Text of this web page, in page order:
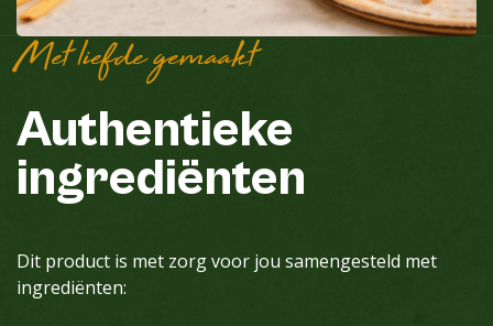
Met liefde gemaakt
Authentieke
ingrediënten
Dit product is met zorg voor jou samengesteld met
ingrediënten: